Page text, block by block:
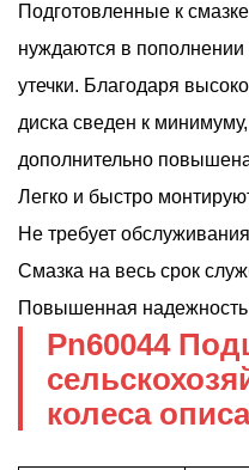
Подготовленные к
нуждаются в
утечки. Благодаря
диска сведен к
дополнительно
Легко и быстро
Не требует обслуживания
Смазка на весь срок
Повышенная
Pn60044
колеса